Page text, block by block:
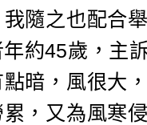
隨之也配合
約45歲，主
暗，風很大
，又為風寒